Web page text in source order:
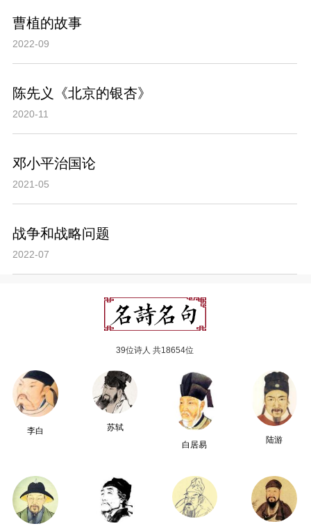
曹植的故事
2022-09
陈先义《北京的银杏》
2020-11
邓小平治国论
2021-05
战争和战略问题
2022-07
39位诗人 共18654位
李白
苏轼
白居易
陆游